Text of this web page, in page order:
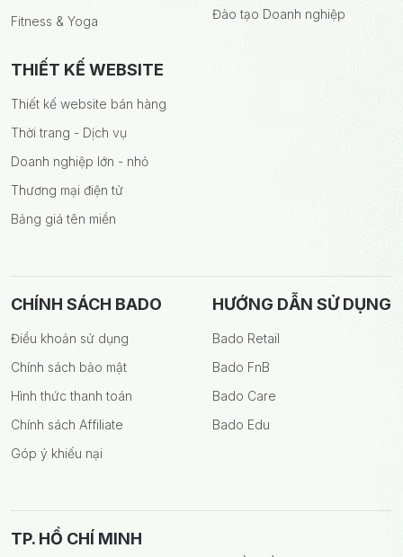
Fitness & Yoga
Đào tạo Doanh nghiệp
THIẾT KẾ WEBSITE
Thiết kế website bán hàng
Thời trang - Dịch vụ
Doanh nghiệp lớn - nhỏ
Thương mại điện tử
Bảng giá tên miền
TP. HỒ CHÍ MINH
CHÍNH SÁCH BADO
Điều khoản sử dụng
Chính sách bảo mật
Hình thức thanh toán
Chính sách Affiliate
Góp ý khiếu nại
HƯỚNG DẪN SỬ DỤNG
Bado Retail
Bado FnB
Bado Care
Bado Edu